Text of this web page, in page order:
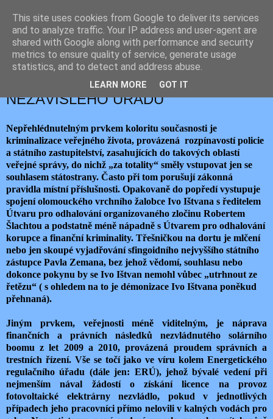
JEMELIK ZDENĚK
středa 21. října 2015
JAK PROLOMIT NEZÁVISLOST
NEZÁVISLÉHO ÚŘADU
Nepřehlédnutelným prvkem koloritu současnosti je
kriminalizace veřejného života, provázená rozpínavostí policie
a státního zastupitelství, zasahujících do takových oblastí
veřejné správy, do nichž „za totality“ směly vstupovat jen se
souhlasem státostrany. Často při tom porušují zákonná
pravidla místní příslušnosti. Opakovaně do popředí vystupuje
spojení olomouckého vrchního žalobce Ivo Ištvana s ředitelem
Útvaru pro odhalování organizovaného zločinu Robertem
Šlachtou a podstatně méně nápadně s Útvarem pro odhalování
korupce a finanční kriminality. Třešničkou na dortu je mlčení
nebo jen skoupé vyjadřování sfingoidního nejvyššího státního
zástupce Pavla Zemana, bez jehož vědomí, souhlasu nebo
dokonce pokynu by se Ivo Ištvan nemohl vůbec „utrhnout ze
řetězu“ ( s ohledem na to je démonizace Ivo Ištvana poněkud
přehnaná).
Jiným prvkem, veřejnosti méně viditelným, je náprava
finančních a právních následků nezvládnutého solárního
boomu z let 2009 a 2010, provázená proudem správních a
trestních řízení. Vše se točí jako ve víru kolem Energetického
regulačního úřadu (dále jen: ERÚ), jehož bývalé vedení při
nejmenším nával žádostí o získání licence na provoz
fotovoltaické elektrárny nezvládlo, pokud v jednotlivých
případech jeho pracovníci přímo nelovili v kalných vodách pro
This site uses cookies from Google to deliver its services
and to analyze traffic. Your IP address and user-agent are
shared with Google along with performance and security
metrics to ensure quality of service, generate usage
statistics, and to detect and address abuse.
LEARN MORE GOT IT